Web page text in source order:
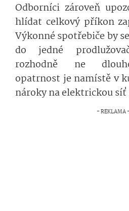
Odborníci zároveň
hlídat celkový příkon
Výkonné spotřebiče by
do jedné
rozhodně ne
opatrnost je namístě v
nároky na elektrickou síť